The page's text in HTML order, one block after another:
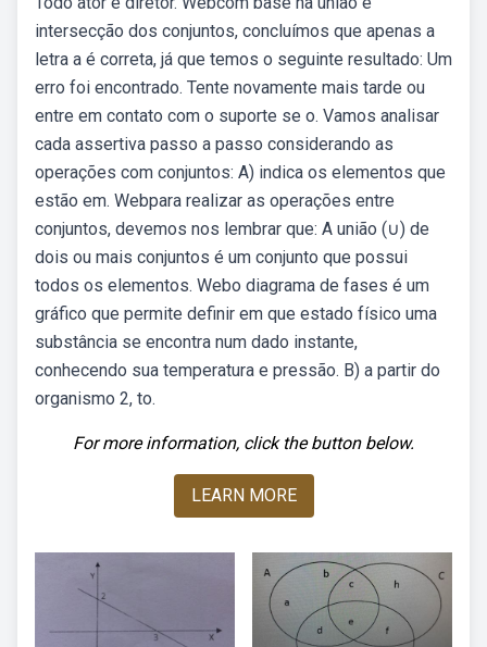
intersecção dos conjuntos, concluímos que apenas a
letra a é correta, já que temos o seguinte resultado: Um
erro foi encontrado. Tente novamente mais tarde ou
entre em contato com o suporte se o. Vamos analisar
cada assertiva passo a passo considerando as
operações com conjuntos: A) indica os elementos que
estão em. Webpara realizar as operações entre
conjuntos, devemos nos lembrar que: A união (∪) de
dois ou mais conjuntos é um conjunto que possui
todos os elementos. Webo diagrama de fases é um
gráfico que permite definir em que estado físico uma
substância se encontra num dado instante,
conhecendo sua temperatura e pressão. B) a partir do
organismo 2, to.
For more information, click the button below.
LEARN MORE